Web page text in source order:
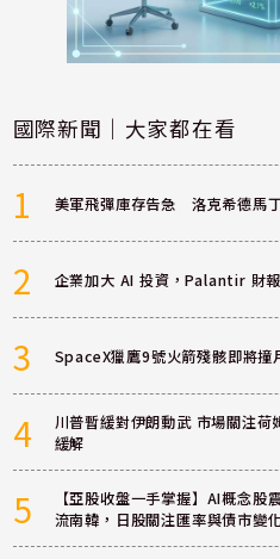
國際新聞｜大家都在看
1 美軍飛彈庫存告急 洛克希德馬
2 企業加大 AI 投資，Palantir 財
3 SpaceX獵鷹9號火箭殘骸即將
4
川普暫緩對伊朗動武 市場關注
緩解
5
【亞股收盤一手掌握】AI概念
流南韓，日股關注匯率與債市變化